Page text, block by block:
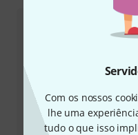
Com os nossos
lhe uma
tudo o que isso+49-